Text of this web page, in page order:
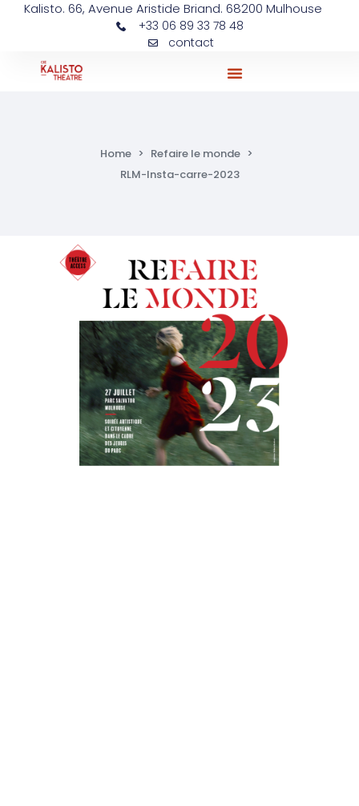
Kalisto. 66, Avenue Aristide Briand. 68200 Mulhouse
+33 06 89 33 78 48
contact
Home > Refaire le monde >
RLM-Insta-carre-2023